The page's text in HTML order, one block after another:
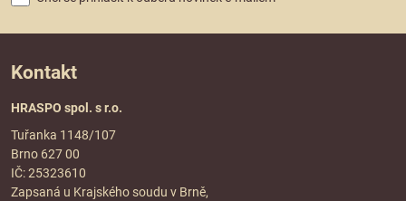
Kontakt
HRASPO spol. s r.o.
Tuřanka 1148/107
Brno 627 00
IČ: 25323610
Zapsaná u Krajského soudu v Brně,